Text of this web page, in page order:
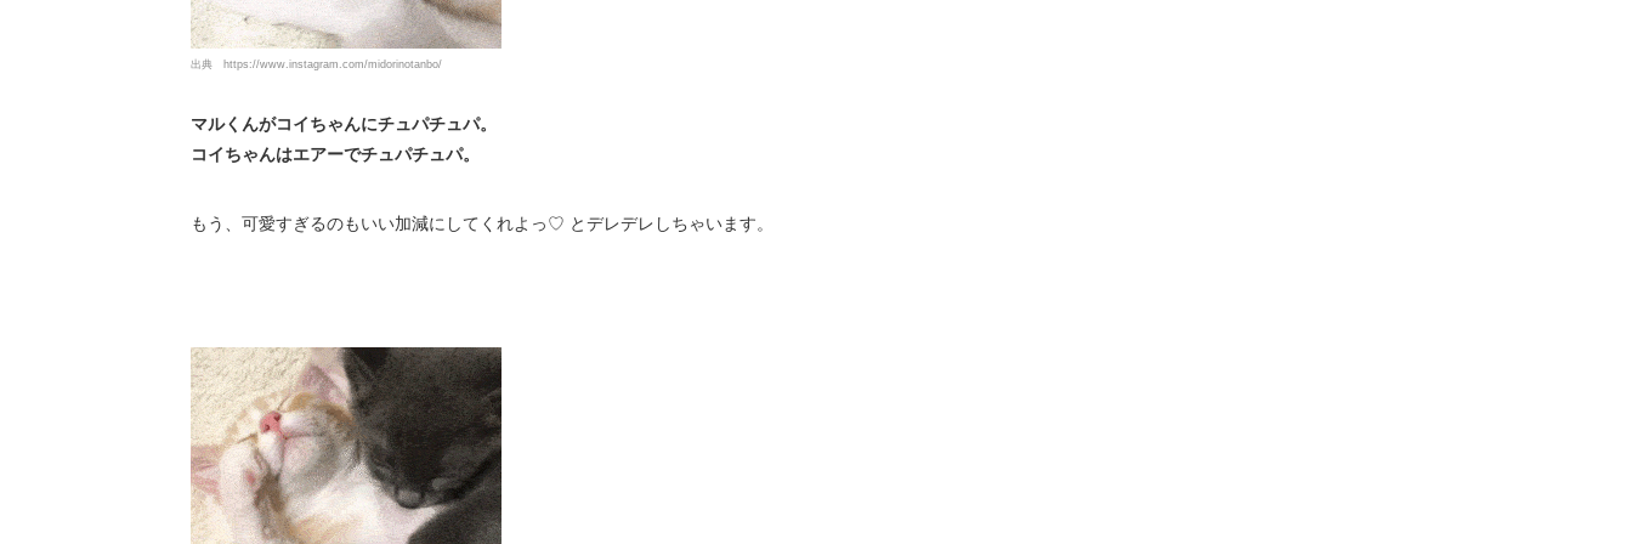
出典 https://www.instagram.com/midorinotanbo/
マルくんがコイちゃんにチュパチュパ。
コイちゃんはエアーでチュパチュパ。
もう、可愛すぎるのもいい加減にしてくれよっ♡ とデレデレしちゃいます。